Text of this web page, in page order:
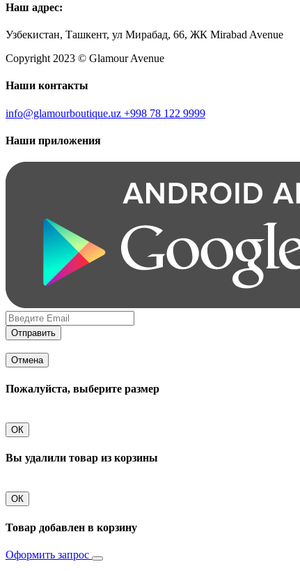
Наш адрес:
Узбекистан, Ташкент, ул Мирабад, 66, ЖК Mirabad Avenue
Copyright 2023 © Glamour Avenue
Наши контакты
info@glamourboutique.uz +998 78 122 9999
Наши приложения
Отправить
Отмена
Пожалуйста, выберите размер
ОК
Вы удалили товар из корзины
ОК
Товар добавлен в корзину
Оформить запрос